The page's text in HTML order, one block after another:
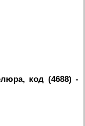
код (4688) -